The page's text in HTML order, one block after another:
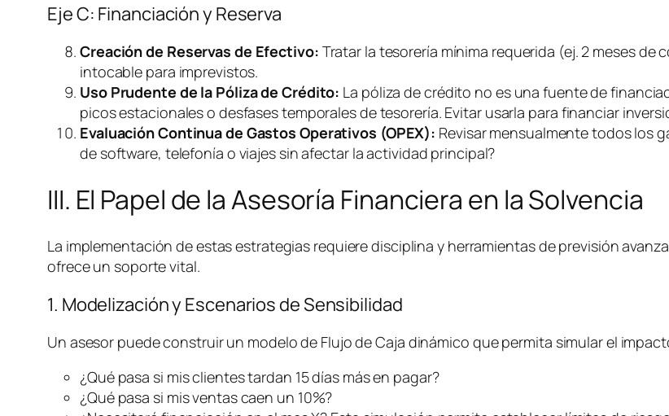
Eje C: Financiación y Reserva
Creación de Reservas de Efectivo: Tratar la tesorería mínima requerida (ej. 2 meses
intocable para imprevistos.
Uso Prudente de la Póliza de Crédito: La póliza de crédito no es una fuente de
picos estacionales o desfases temporales de tesorería. Evitar usarla para financiar
Evaluación Continua de Gastos Operativos (OPEX): Revisar mensualmente todos los
de software, telefonía o viajes sin afectar la actividad principal?
III. El Papel de la Asesoría Financiera en la Solvencia
La implementación de estas estrategias requiere disciplina y herramientas de previsión
ofrece un soporte vital.
1. Modelización y Escenarios de Sensibilidad
Un asesor puede construir un modelo de Flujo de Caja dinámico que permita simular el
¿Qué pasa si mis clientes tardan 15 días más en pagar?
¿Qué pasa si mis ventas caen un 10%?